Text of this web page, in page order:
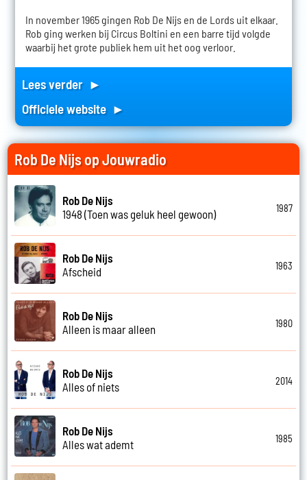
In november 1965 gingen Rob De Nijs en de Lords uit elkaar.
Rob ging werken bij Circus Boltini en een barre tijd volgde
waarbij het grote publiek hem uit het oog verloor.
Lees verder ►
Officiele website ►
Rob De Nijs op Jouwradio
Rob De Nijs
1948 (Toen was geluk heel gewoon)
1987
Rob De Nijs
Afscheid
1963
Rob De Nijs
Alleen is maar alleen
1980
Rob De Nijs
Alles of niets
2014
Rob De Nijs
Alles wat ademt
1985